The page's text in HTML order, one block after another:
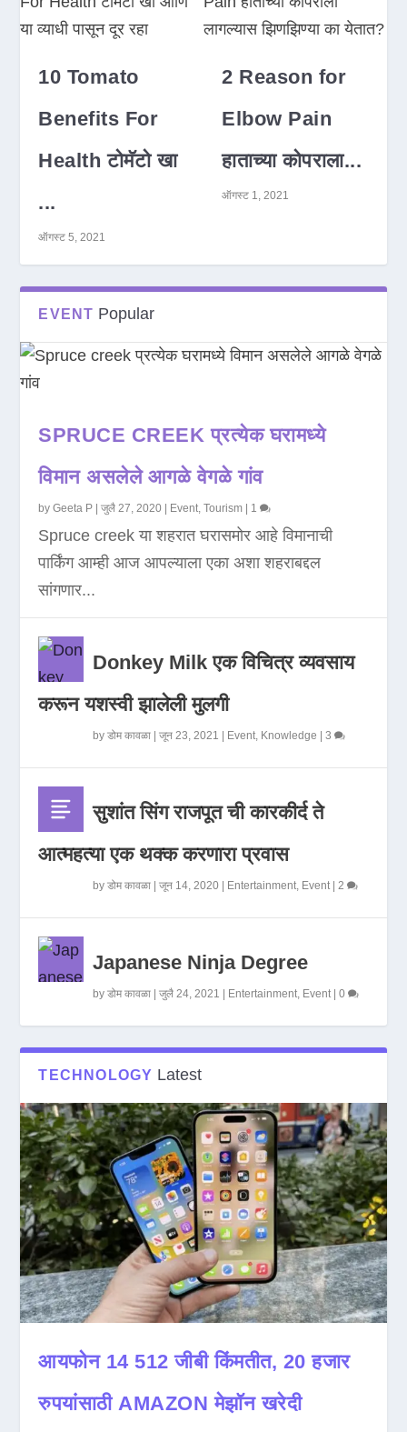
10 Tomato
Benefits For
Health टोमॅटो खा
...
ऑगस्ट 5, 2021
2 Reason for
Elbow Pain
हाताच्या कोपराला...
ऑगस्ट 1, 2021
EVENT Popular
SPRUCE CREEK प्रत्येक घरामध्ये
विमान असलेले आगळे वेगळे गांव
byGeeta P |जुलै 27, 2020 Event,Tourism 1
Spruce creek या शहरात घरासमोर आहे विमानाची
पार्किंग आम्ही आज आपल्याला एका अशा शहराबद्दल
सांगणार...
Donkey Milk एक विचित्र व्यवसाय
करून यशस्वी झालेली मुलगी
byडोम कावळा |जून 23, 2021 Event, Knowledge |3
सुशांत सिंग राजपूत ची कारकीर्द ते
आत्महत्या एक थक्क करणारा प्रवास
byडोम कावळा |जून 14, 2020 Entertainment, Event|2
Japanese Ninja Degree
byडोम कावळा |जुलै 24, 2021 Entertainment, Event|0
TECHNOLOGY Latest
आयफोन 14 512 जीबी किंमतीत, 20 हजार
रुपयांसाठी AMAZON मेझॉन खरेदी